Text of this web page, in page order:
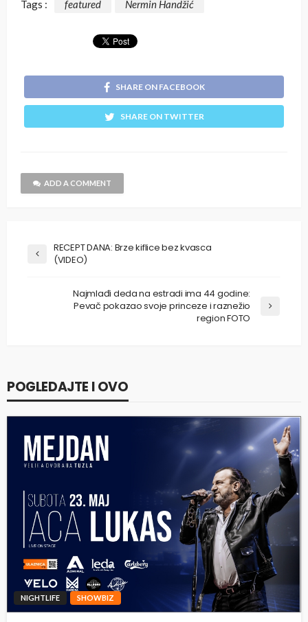
Tags : featured Nermin Handžić
SHARE ON FACEBOOK
SHARE ON TWITTER
ADD A COMMENT
RECEPT DANA: Brze kiflice bez kvasca
(VIDEO)
Najmlađi deda na estradi ima 44 godine:
Pevač pokazao svoje princeze i raznežio
region FOTO
POGLEDAJTE I OVO
NIGHTLIFE SHOWBIZ